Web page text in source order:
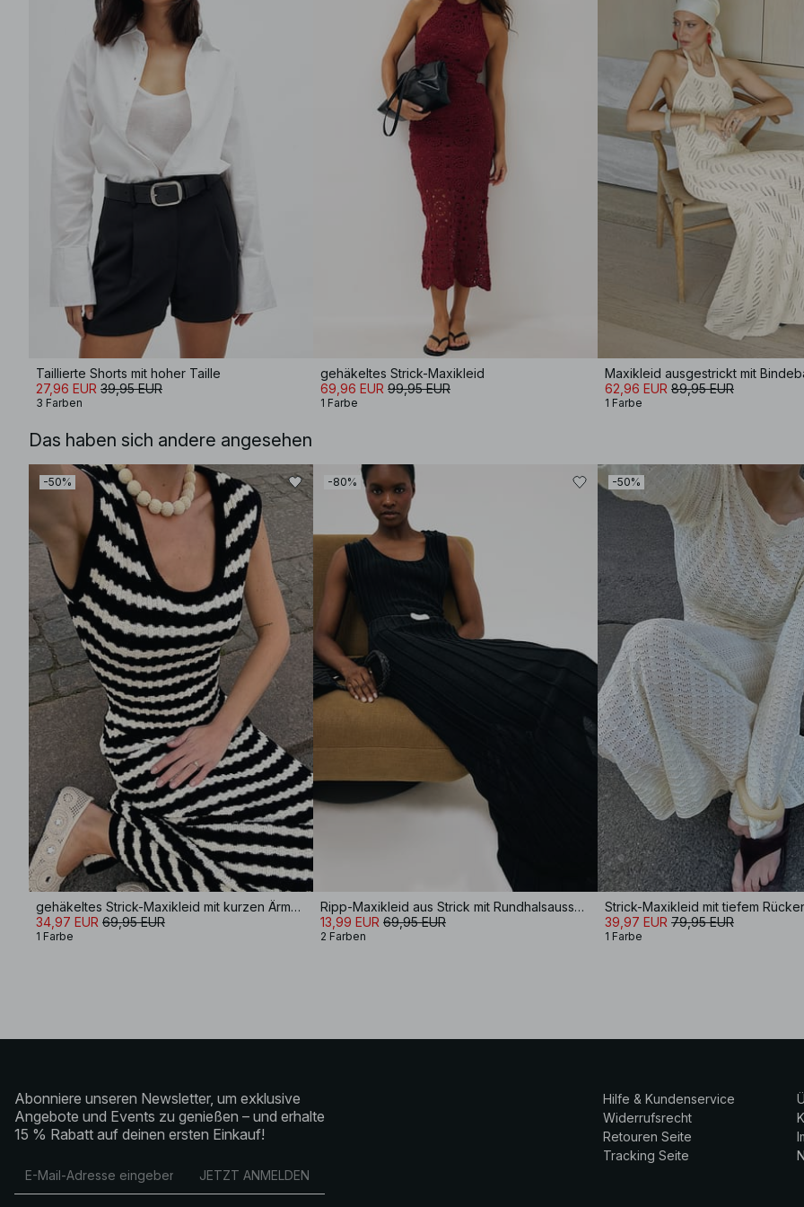
Taillierte Shorts mit hoher Taille
27,96 EUR 39,95 EUR
3 Farben
gehäkeltes Strick-Maxikleid
69,96 EUR 99,95 EUR
1 Farbe
Maxikleid ausgestrickt mit
62,96 EUR 89,95 EUR
1 Farbe
Das haben sich andere angesehen
-50%
gehäkeltes Strick-Maxikleid mit kurzen Ärmeln
34,97 EUR 69,95 EUR
1 Farbe
-80%
Ripp-Maxikleid aus Strick mit Rundhalsausschnitt
13,99 EUR 69,95 EUR
2 Farben
-50%
Strick-Maxikleid mit tiefem
39,97 EUR 79,95 EUR
1 Farbe
Abonniere unseren Newsletter, um exklusive
Angebote und Events zu genießen – und erhalte
15 % Rabatt auf deinen ersten Einkauf!
JETZT ANMELDEN
Hilfe & Kundenservice
Widerrufsrecht
Retouren Seite
Tracking Seite